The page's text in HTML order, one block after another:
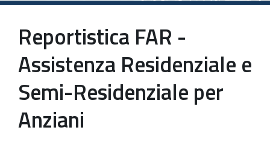
Reportistica FAR -
Assistenza Residenziale e
Semi-Residenziale per
Anziani